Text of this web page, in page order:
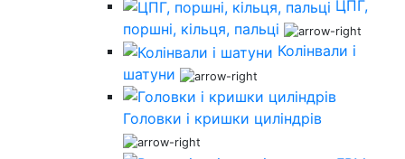
ЦПГ,
поршні, кільця, пальці
Колінвали і
шатуни
Головки і кришки циліндрів